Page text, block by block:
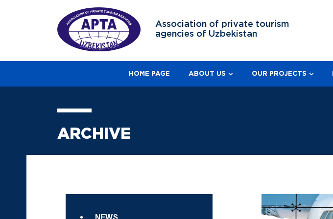
Association of private tourism
agencies of Uzbekistan
HOME PAGE ABOUT US OUR PROJECTS
ARCHIVE